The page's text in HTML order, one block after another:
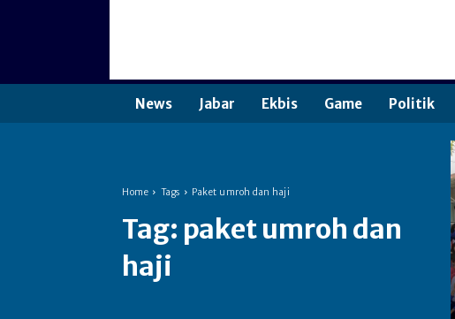
News Jabar Ekbis Game Politik
Home Tags Paket umroh dan haji
Tag: paket umroh dan
haji